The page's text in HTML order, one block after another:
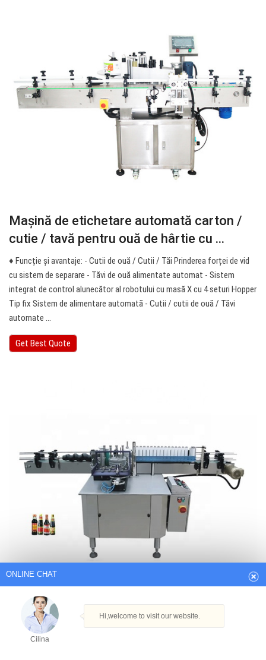
Mașină de etichetare automată carton /
cutie / tavă pentru ouă de hârtie cu ...
♦ Funcție și avantaje: - Cutii de ouă / Cutii / Tăi Prinderea forței de vid
cu sistem de separare - Tăvi de ouă alimentate automat - Sistem
integrat de control alunecător al robotului cu masă X cu 4 seturi Hopper
Tip fix Sistem de alimentare automată - Cutii / cutii de ouă / Tăvi
automate ...
Get Best Quote
China Box Labeler, Box Labeler
ONLINE CHAT
Hi,welcome to visit our website.
Cilina